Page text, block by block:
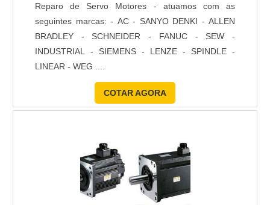
Reparo de Servo Motores - atuamos com as
seguintes marcas: - AC - SANYO DENKI - ALLEN
BRADLEY - SCHNEIDER - FANUC - SEW -
INDUSTRIAL - SIEMENS - LENZE - SPINDLE -
LINEAR - WEG ....
COTAR AGORA